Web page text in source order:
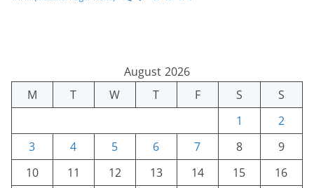
August 2026
M
T W T F S
S
1
2
3
4 5 6 7 8
9
10
11 12 13 14 15
16